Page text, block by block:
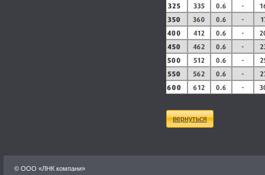
вернуться
© OOO «ЛНК компани»